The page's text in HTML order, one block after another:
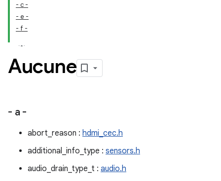
- c -
- e -
- f -
Aucune
- a -
abort_reason : hdmi_cec.h
additional_info_type : sensors.h
audio_drain_type_t : audio.h